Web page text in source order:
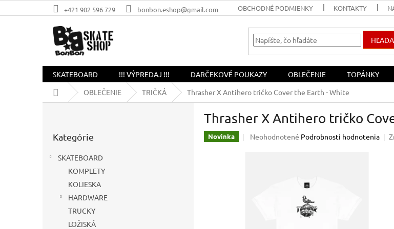
na
+421 902 596 729 bonbon.eshop@gmail.com OBCHODNÉ PODMIENKY KONTAKTY
SKATEBOARD !!! VÝPREDAJ !!! DARČEKOVÉ POUKAZY OBLEČENIE TOPÁNKY
DomovOBLEČENIE TRIČKÁ Thrasher X Antihero tričko Cover the Earth - White
kategórie
Kategórie
SKATEBOARD
KOMPLETY
KOLIESKA
HARDWARE
TRUCKY
LOŽISKÁ
Thrasher X Antihero tričko
Novinka
Priemerné
Neohodnotené Podrobnosti hodnotenia